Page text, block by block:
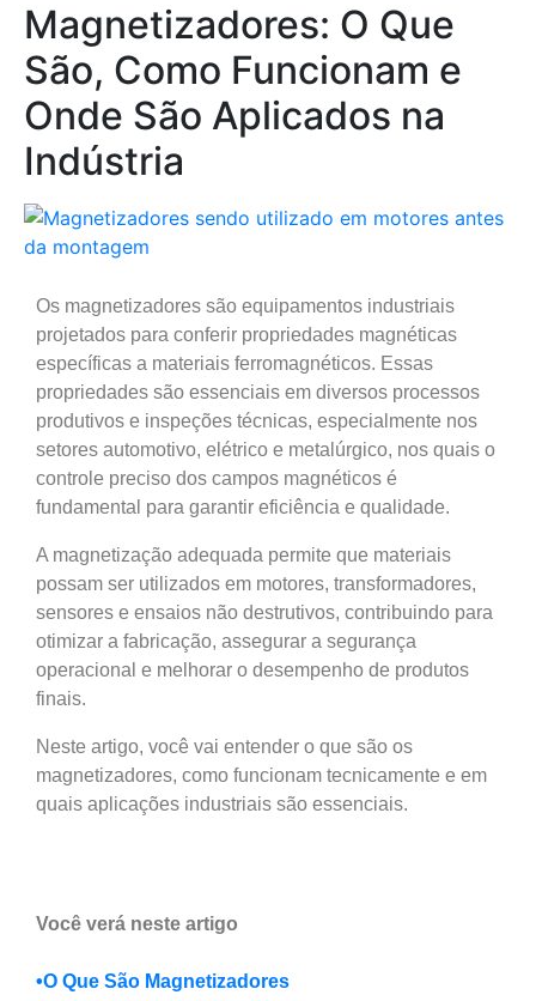
Magnetizadores: O Que
São, Como Funcionam e
Onde São Aplicados na
Indústria
Os magnetizadores são equipamentos industriais
projetados para conferir propriedades magnéticas
específicas a materiais ferromagnéticos. Essas
propriedades são essenciais em diversos processos
produtivos e inspeções técnicas, especialmente nos
setores automotivo, elétrico e metalúrgico, nos quais o
controle preciso dos campos magnéticos é
fundamental para garantir eficiência e qualidade.
A magnetização adequada permite que materiais
possam ser utilizados em motores, transformadores,
sensores e ensaios não destrutivos, contribuindo para
otimizar a fabricação, assegurar a segurança
operacional e melhorar o desempenho de produtos
finais.
Neste artigo, você vai entender o que são os
magnetizadores, como funcionam tecnicamente e em
quais aplicações industriais são essenciais.
Você verá neste artigo
•O Que São Magnetizadores